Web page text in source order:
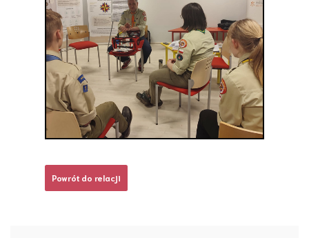
Powrót do relacji